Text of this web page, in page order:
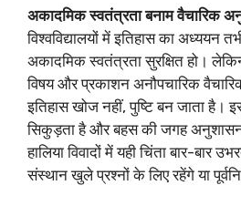
अकादमिक स्वतंत्रता बनाम वैचारिक
विश्वविद्यालयों में इतिहास का अध्ययन
अकादमिक स्वतंत्रता सुरक्षित हो।
विषय और प्रकाशन अनौपचारिक
इतिहास खोज नहीं, पुष्टि बन जाता है।
सिकुड़ता है और बहस की जगह
हालिया विवादों में यही चिंता बार-बार
संस्थान खुले प्रश्नों के लिए रहेंगे या